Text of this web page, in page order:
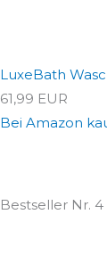
LuxeBath
61,99 EUR
Bei Amazon
Bestseller Nr. 4